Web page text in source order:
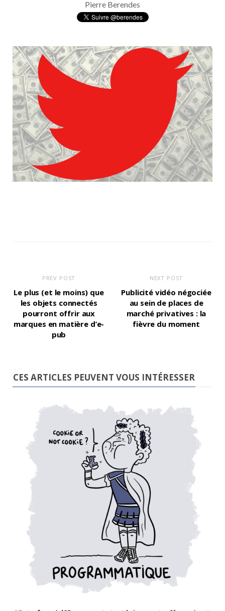
Pierre Berendes
PREV POST
Le plus (et le moins) que
les objets connectés
pourront offrir aux
marques en matière d’e-
pub
NEXT POST
Publicité vidéo négociée
au sein de places de
marché privatives : la
fièvre du moment
CES ARTICLES PEUVENT VOUS INTÉRESSER